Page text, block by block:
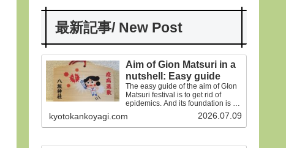
最新記事/ New Post
Aim of Gion Matsuri in a
nutshell: Easy guide
The easy guide of the aim of GIon
Matsuri festival is to get rid of
epidemics. And its foundation is on
kyotokankoyagi.com 2026.07.09